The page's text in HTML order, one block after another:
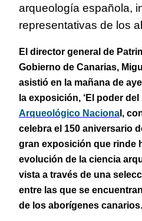
arqueología española,
representativas de los
El director general de
Gobierno de Canarias,
asistió en la mañana de
la exposición, ‘El poder
Arqueológico Naciona l,
celebra el 150 aniversario
gran exposición que rinde
evolución de la ciencia
vista a través de una
entre las que se
de los aborígenes canarios.